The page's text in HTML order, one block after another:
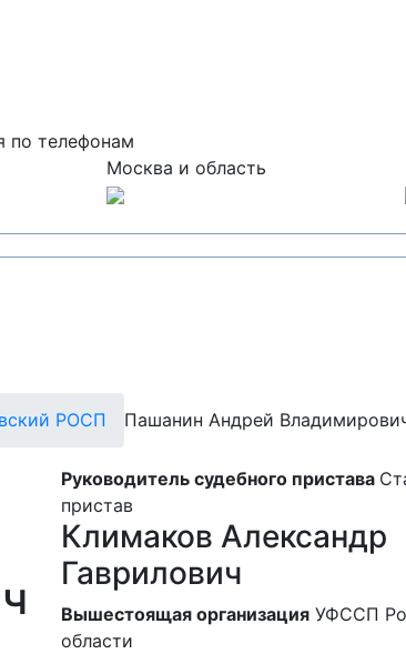
по телефонам
Москва и область
РОСП Пашанин Андрей
Руководитель судебного пристава
пристав
Климаков Александр
Гаврилович
Вышестоящая организация УФССП
области